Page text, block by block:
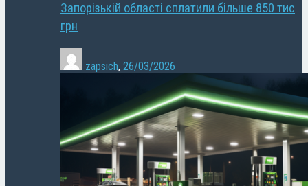
Запорізькій області сплатили більше 850 тис
грн
zapsich, 26/03/2026